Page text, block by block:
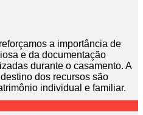
a importância de
e da documentação
durante o casamento. A
dos recursos são
individual e familiar.